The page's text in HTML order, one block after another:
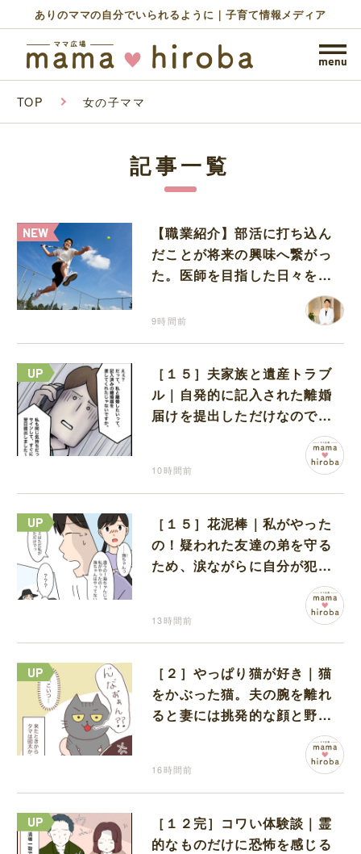
ありのママの自分でいられるように｜子育て情報メディア
TOP 女の子ママ
記事一覧
【職業紹介】部活に打ち込ん
だことが将来の興味へ繋がっ
た。医師を目指した日々を振
9時間前
［１５］夫家族と遺産トラブ
ル｜自発的に記入された離婚
届けを提出しただけなので、
10時間前
［１５］花泥棒｜私がやった
の！疑われた友達の弟を守る
ため、涙ながらに自分が犯人
13時間前
［２］やっぱり猫が好き｜猫
をかぶった猫。夫の腕を離れ
ると妻には挑発的な顔と野太
16時間前
［１２完］コワい体験談｜霊
的なものだけに恐怖を感じる